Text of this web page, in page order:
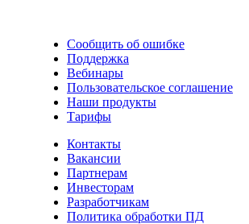
Сообщить об ошибке
Поддержка
Вебинары
Пользовательское соглашение
Наши продукты
Тарифы
Контакты
Вакансии
Партнерам
Инвесторам
Разработчикам
Политика обработки ПД